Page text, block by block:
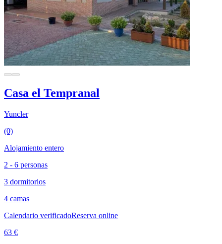
Casa el Tempranal
Yuncler
(0)
Alojamiento entero
2 - 6 personas
3 dormitorios
4 camas
Calendario verificadoReserva online
63 €